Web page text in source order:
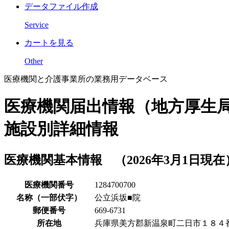
データファイル作成
Service
カートを見る
Other
医療機関と介護事業所の業務用データベース
医療機関届出情報（地方厚生局
施設別詳細情報
医療機関基本情報 （2026年3月1日現在
医療機関番号
1284700700
名称（一部伏字）
公立浜坂■院
郵便番号
669-6731
所在地
兵庫県美方郡新温泉町二日市１８４